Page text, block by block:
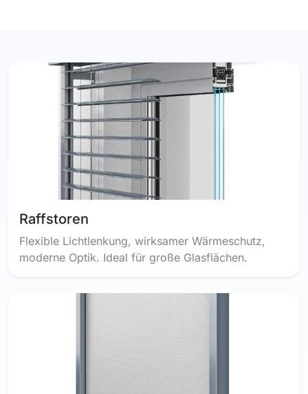
Raffstoren
Flexible Lichtlenkung, wirksamer Wärmeschutz,
moderne Optik. Ideal für große Glasflächen.